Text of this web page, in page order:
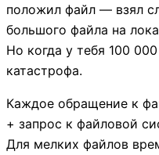
положил файл — взял
большого файла на
Но когда у тебя 100
катастрофа.
Каждое обращение к
+ запрос к файловой
Для мелких файлов